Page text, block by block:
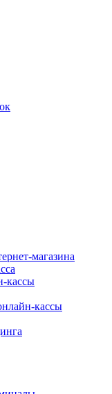
магазина
кассы
кассы